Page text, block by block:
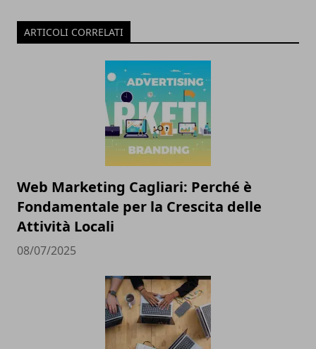
ARTICOLI CORRELATI
Web Marketing Cagliari: Perché è
Fondamentale per la Crescita delle
Attività Locali
08/07/2025